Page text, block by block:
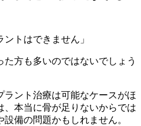
ントはできません」
方も多いのではないでしょう
ラント治療は可能なケースがほ
、本当に骨が足りないからでは
備の問題かもしれません。